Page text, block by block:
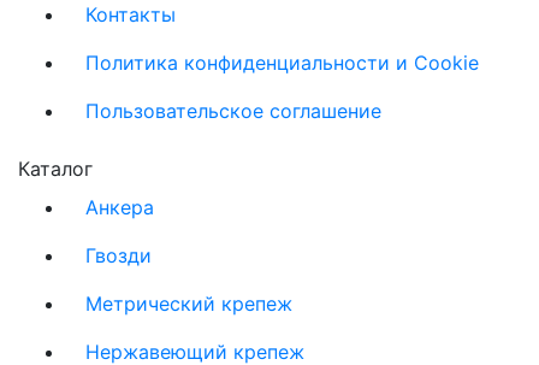
Контакты
Политика конфиденциальности и Cookie
Пользовательское соглашение
Каталог
Анкера
Гвозди
Метрический крепеж
Нержавеющий крепеж